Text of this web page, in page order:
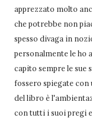
apprezzato molto
che potrebbe non
spesso divaga in
personalmente le ho
capito sempre le sue
fossero spiegate con
del libro è
con tutti i suoi pregi